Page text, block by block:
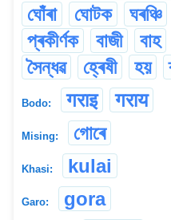
ঘোঁৰা
ঘোটক ঘৰঞ্চি
প্ৰকীৰ্ণক
বাজী বাহ
সৈন্ধৱ
হ্ৰেষী হয়
Bodo: गराइ गराय
Mising: গোৰে
Khasi: kulai
Garo: gora